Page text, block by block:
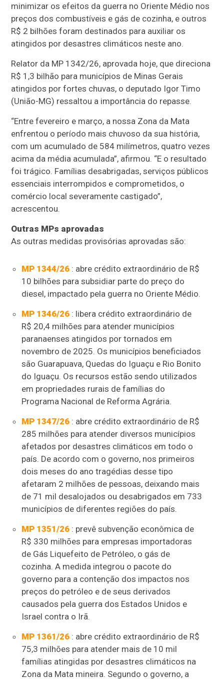
minimizar os efeitos da guerra no Oriente Médio nos
preços dos combustíveis e gás de cozinha, e outros
R$ 2 bilhões foram destinados para auxiliar os
atingidos por desastres climáticos neste ano.
Relator da MP 1342/26, aprovada hoje, que direciona
R$ 1,3 bilhão para municípios de Minas Gerais
atingidos por fortes chuvas, o deputado Igor Timo
(União-MG) ressaltou a importância do repasse.
“Entre fevereiro e março, a nossa Zona da Mata
enfrentou o período mais chuvoso da sua história,
com um acumulado de 584 milímetros, quatro vezes
acima da média acumulada”, afirmou. “E o resultado
foi trágico. Famílias desabrigadas, serviços públicos
essenciais interrompidos e comprometidos, o
comércio local severamente castigado”,
acrescentou.
Outras MPs aprovadas
As outras medidas provisórias aprovadas são:
MP 1344/26: abre crédito extraordinário de R$
10 bilhões para subsidiar parte do preço do
diesel, impactado pela guerra no Oriente Médio.
MP 1346/26: libera crédito extraordinário de
R$ 20,4 milhões para atender municípios
paranaenses atingidos por tornados em
novembro de 2025. Os municípios beneficiados
são Guarapuava, Quedas do Iguaçu e Rio Bonito
do Iguaçu. Os recursos estão sendo utilizados
em propriedades rurais de famílias do
Programa Nacional de Reforma Agrária.
MP 1347/26: abre crédito extraordinário de R$
285 milhões para atender diversos municípios
afetados por desastres climáticos em todo o
país. De acordo com o governo, nos primeiros
dois meses do ano tragédias desse tipo
afetaram 2 milhões de pessoas, deixando mais
de 71 mil desalojados ou desabrigados em 733
municípios de diferentes regiões do país.
MP 1351/26: prevê subvenção econômica de
R$ 330 milhões para empresas importadoras
de Gás Liquefeito de Petróleo, o gás de
cozinha. A medida integrou o pacote do
governo para a contenção dos impactos nos
preços do petróleo e de seus derivados
causados pela guerra dos Estados Unidos e
Israel contra o Irã.
MP 1361/26: abre crédito extraordinário de R$
75,3 milhões para atender mais de 10 mil
famílias atingidas por desastres climáticos na
Zona da Mata mineira. Segundo o governo, a